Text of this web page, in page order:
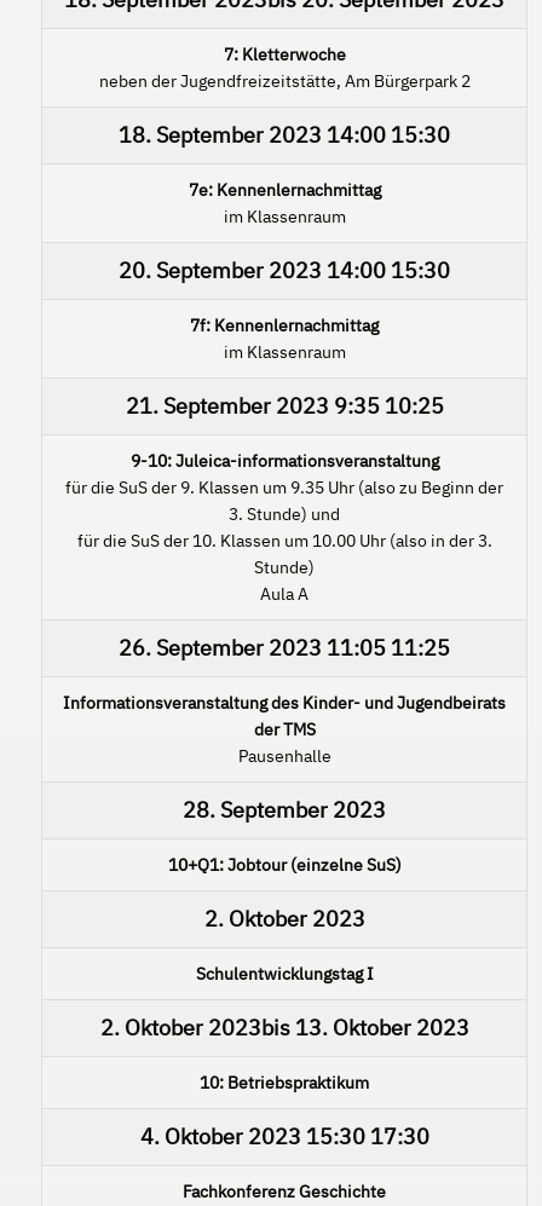
7: Kletterwoche
neben der Jugendfreizeitstätte, Am Bürgerpark 2
18. September 2023 14:00 15:30
7e: Kennenlernachmittag
im Klassenraum
20. September 2023 14:00 15:30
7f: Kennenlernachmittag
im Klassenraum
21. September 2023 9:35 10:25
9-10: Juleica-informationsveranstaltung
für die SuS der 9. Klassen um 9.35 Uhr (also zu Beginn der
3. Stunde) und
für die SuS der 10. Klassen um 10.00 Uhr (also in der 3.
Stunde)
Aula A
26. September 2023 11:05 11:25
Informationsveranstaltung des Kinder- und Jugendbeirats
der TMS
Pausenhalle
28. September 2023
10+Q1: Jobtour (einzelne SuS)
2. Oktober 2023
Schulentwicklungstag I
2. Oktober 2023bis 13. Oktober 2023
10: Betriebspraktikum
4. Oktober 2023 15:30 17:30
Fachkonferenz Geschichte